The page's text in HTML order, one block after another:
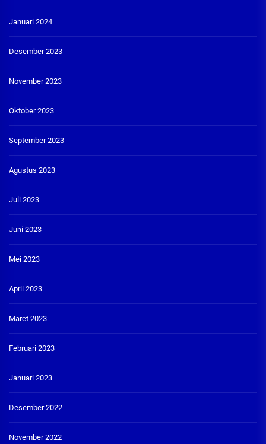
Januari 2024
Desember 2023
November 2023
Oktober 2023
September 2023
Agustus 2023
Juli 2023
Juni 2023
Mei 2023
April 2023
Maret 2023
Februari 2023
Januari 2023
Desember 2022
November 2022